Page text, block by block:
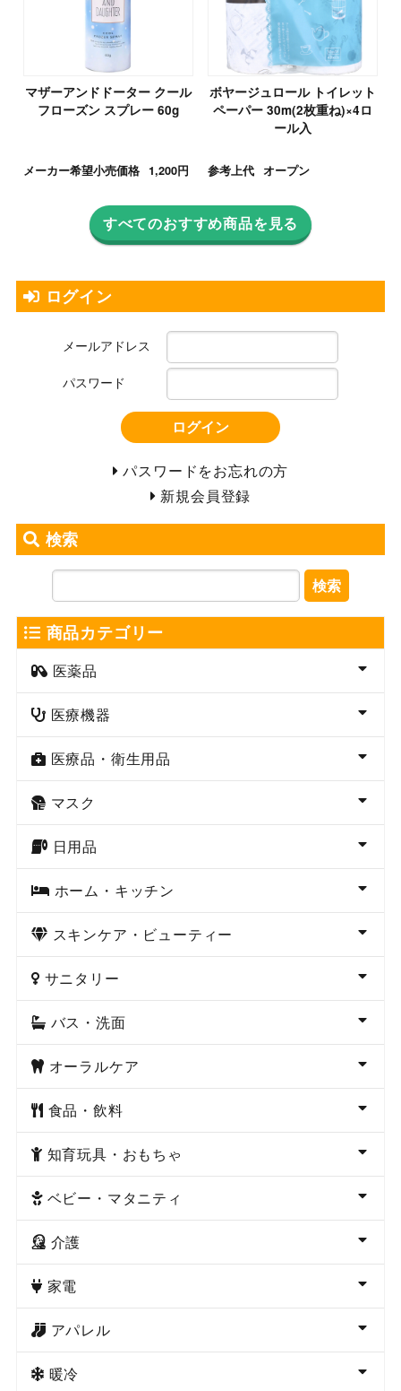
マザーアンドドーター クール
フローズン スプレー 60g
メーカー希望小売価格 1,200円
ボヤージュロール トイレット
ペーパー 30m(2枚重ね)×4ロ
ール入
参考上代 オープン
すべてのおすすめ商品を見る
ログイン
メールアドレス
パスワード
ログイン
パスワードをお忘れの方
新規会員登録
検索
検索
商品カテゴリー
医薬品
医療機器
医療品・衛生用品
マスク
日用品
ホーム・キッチン
スキンケア・ビューティー
サニタリー
バス・洗面
オーラルケア
食品・飲料
知育玩具・おもちゃ
ベビー・マタニティ
介護
家電
アパレル
暖冷